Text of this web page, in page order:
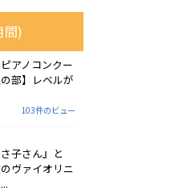
間)
ピアノコンクー
部】レベルが
103件のビュー
さ子さん』と
のヴァイオリニ